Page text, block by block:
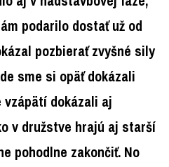
podarilo dostať už od
pozbierať zvyšné sily
sme si opäť dokázali
dokázali aj
v družstve hrajú aj starší
pohodlne zakončiť. No